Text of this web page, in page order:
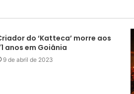
do ‘Katteca’ morre aos
anos em Goiânia
9 de abril de 2023